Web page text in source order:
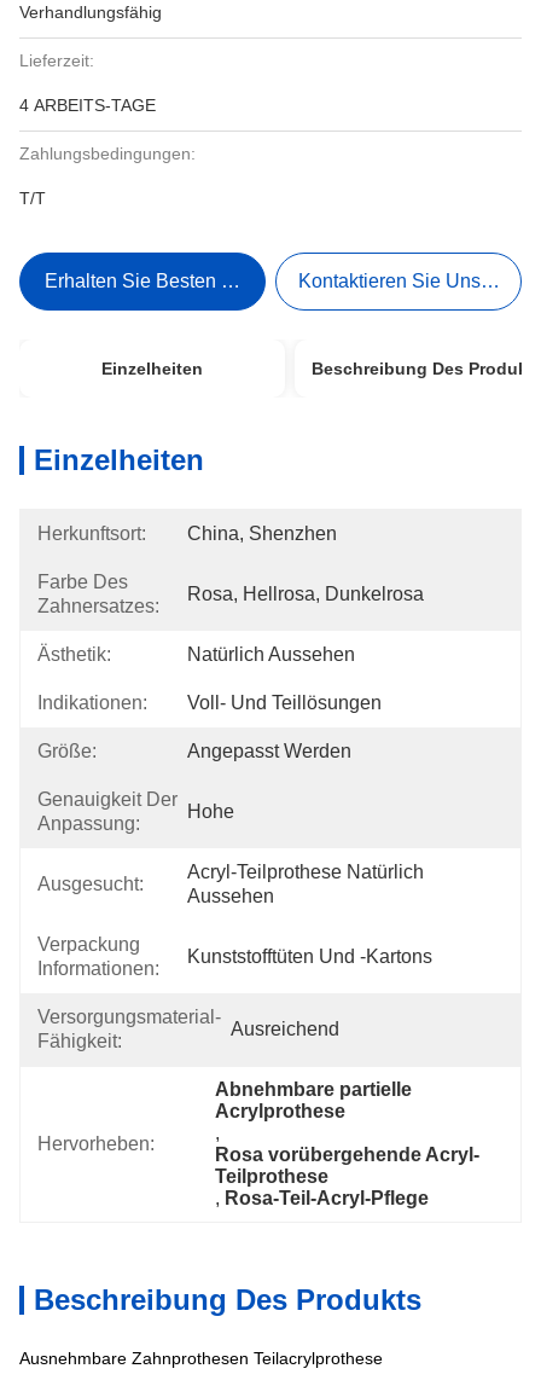
Verhandlungsfähig
Lieferzeit:
4 ARBEITS-TAGE
Zahlungsbedingungen:
T/T
Erhalten Sie Besten Preis Kontaktieren Sie Uns Jetzt
Einzelheiten Beschreibung Des
Einzelheiten
Herkunftsort: China, Shenzhen
Farbe Des
Zahnersatzes:
Rosa, Hellrosa, Dunkelrosa
Ästhetik: Natürlich Aussehen
Indikationen: Voll- Und Teillösungen
Größe: Angepasst Werden
Genauigkeit Der
Anpassung:
Hohe
Ausgesucht:
Acryl-Teilprothese Natürlich
Aussehen
Verpackung
Informationen:
Kunststofftüten Und -kartons
Versorgungsmaterial-
Fähigkeit:
Ausreichend
Hervorheben:
Abnehmbare partielle
Acrylprothese
,
Rosa vorübergehende Acryl-
Teilprothese
, Rosa-Teil-Acryl-Pflege
Beschreibung Des Produkts
Ausnehmbare Zahnprothesen Teilacrylprothese